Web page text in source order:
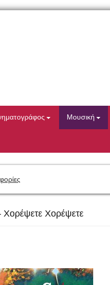
Μουσική
Χορέψετε Χορέψετε